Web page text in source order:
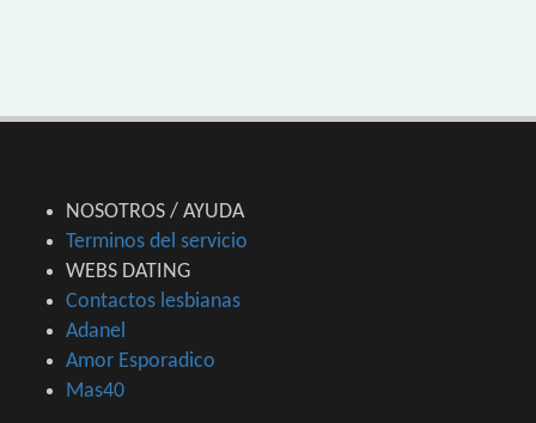
NOSOTROS / AYUDA
Terminos del servicio
WEBS DATING
Contactos lesbianas
Adanel
Amor Esporadico
Mas40